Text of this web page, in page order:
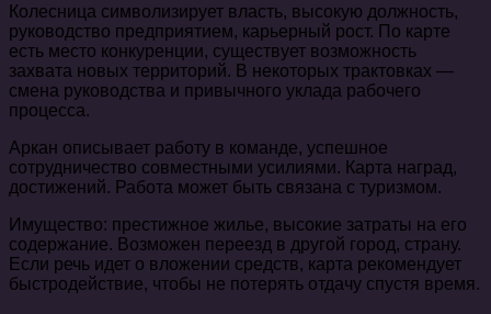
Колесница символизирует власть, высокую должность,
руководство предприятием, карьерный рост. По карте
есть место конкуренции, существует возможность
захвата новых территорий. В некоторых трактовках —
смена руководства и привычного уклада рабочего
процесса.
Аркан описывает работу в команде, успешное
сотрудничество совместными усилиями. Карта наград,
достижений. Работа может быть связана с туризмом.
Имущество: престижное жилье, высокие затраты на его
содержание. Возможен переезд в другой город, страну.
Если речь идет о вложении средств, карта рекомендует
быстродействие, чтобы не потерять отдачу спустя время.